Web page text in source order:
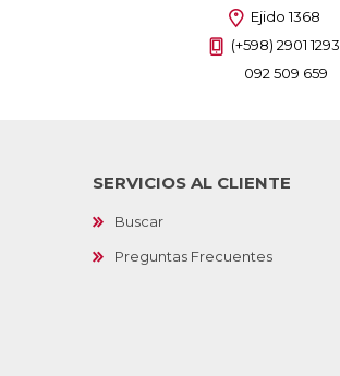
Ejido 1368
(+598) 2901 1293
092 509 659
SERVICIOS AL CLIENTE
Buscar
Preguntas Frecuentes